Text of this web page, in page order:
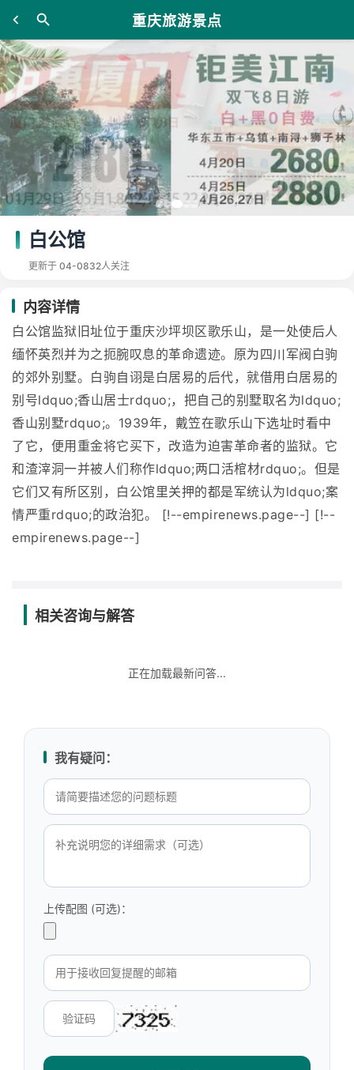
重庆旅游景点
白公馆
更新于 04-0832人关注
内容详情
白公馆监狱旧址位于重庆沙坪坝区歌乐山，是一处使后人
缅怀英烈并为之扼腕叹息的革命遗迹。原为四川军阀白驹
的郊外别墅。白驹自诩是白居易的后代，就借用白居易的
别号ldquo;香山居士rdquo;，把自己的别墅取名为ldquo;
香山别墅rdquo;。1939年，戴笠在歌乐山下选址时看中
了它，便用重金将它买下，改造为迫害革命者的监狱。它
和渣滓洞一并被人们称作ldquo;两口活棺材rdquo;。但是
它们又有所区别，白公馆里关押的都是军统认为ldquo;案
情严重rdquo;的政治犯。 [!--empirenews.page--] [!--
empirenews.page--]
相关咨询与解答
正在加载最新问答...
我有疑问：
上传配图 (可选)：